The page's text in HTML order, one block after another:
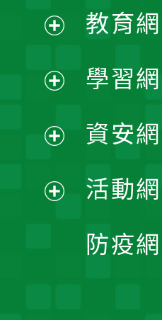
選
單
開
選
單
開
選
單
開
選
開
教育
學習
資安
活動
防疫